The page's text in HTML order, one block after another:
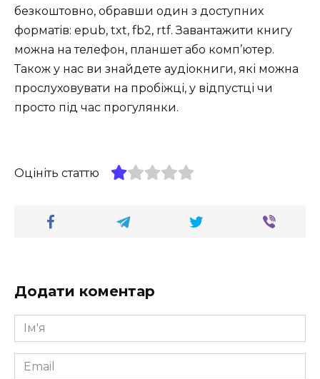
безкоштовно, обравши один з доступних
форматів: epub, txt, fb2, rtf. Завантажити книгу
можна на телефон, планшет або комп’ютер.
Також у нас ви знайдете аудіокниги, які можна
прослуховувати на пробіжці, у відпустці чи
просто під час прогулянки.
Оцініть статтю
Додати коментар
Ім'я
*
Email